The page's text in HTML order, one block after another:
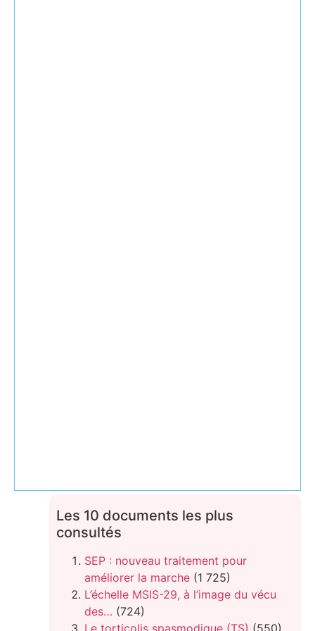
Les 10 documents les plus
consultés
SEP : nouveau traitement pour
améliorer la marche (1 725)
L’échelle MSIS-29, à l’image du vécu
des… (724)
Le torticolis spasmodique (TS) (550)